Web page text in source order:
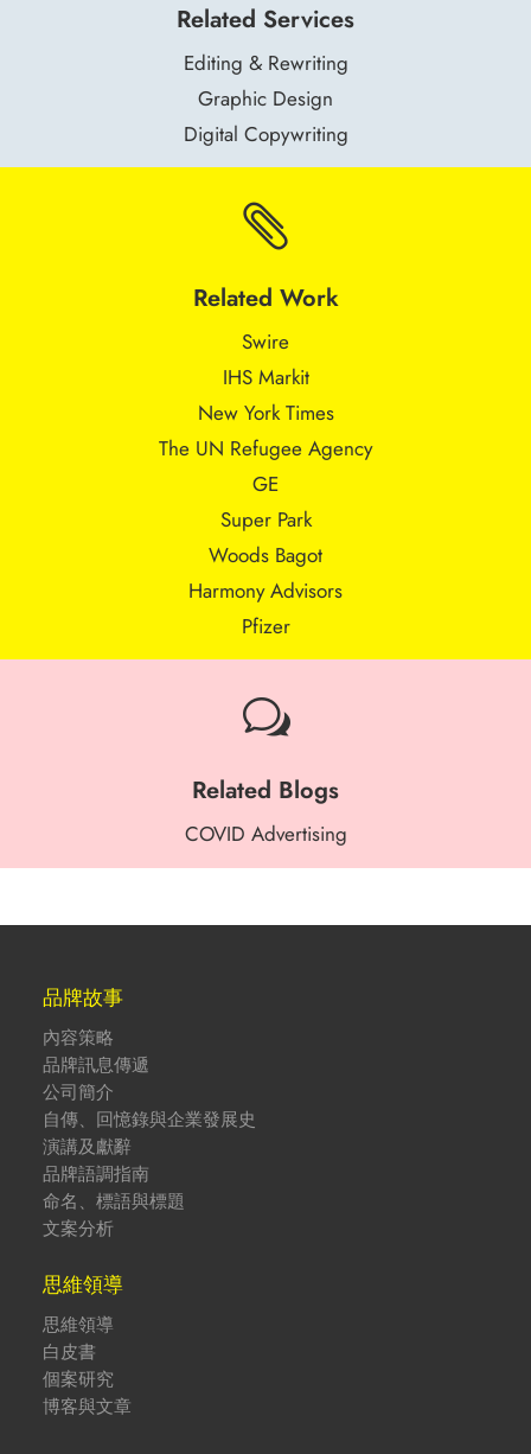
Related Services
Editing & Rewriting
Graphic Design
Digital Copywriting

Related Work
Swire
IHS Markit
New York Times
The UN Refugee Agency
GE
Super Park
Woods Bagot
Harmony Advisors
Pfizer
w
Related Blogs
COVID Advertising
品牌故事
內容策略
品牌訊息傳遞
公司簡介
自傳、回憶錄與企業發展史
演講及獻辭
品牌語調指南
命名、標語與標題
文案分析
思維領導
思維領導
白皮書
個案研究
博客與文章